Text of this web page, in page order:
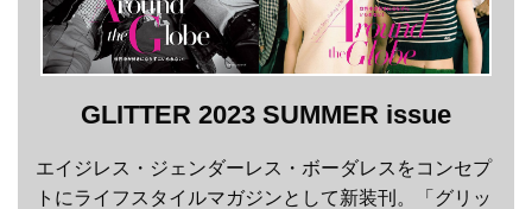
GLITTER 2023 SUMMER issue
エイジレス・ジェンダーレス・ボーダレスをコンセプ
トにライフスタイルマガジンとして新装刊。「グリッ